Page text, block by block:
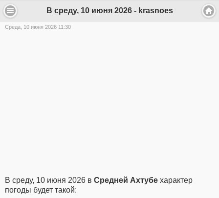
В среду, 10 июня 2026 - krasnoes
Среда, 10 июня 2026 11:30
В среду, 10 июня 2026 в Средней Ахтубе характер
погоды будет такой: